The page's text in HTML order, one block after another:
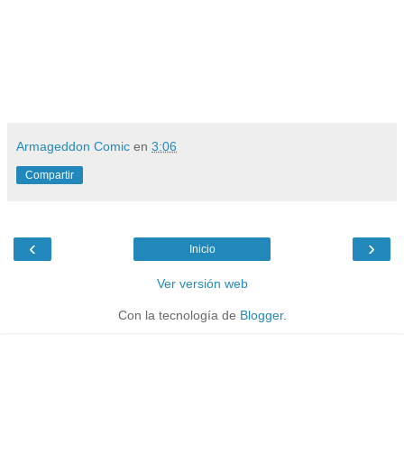
Armageddon Comic en 3:06
Compartir
‹ ›
Inicio
Ver versión web
Con la tecnología de Blogger.